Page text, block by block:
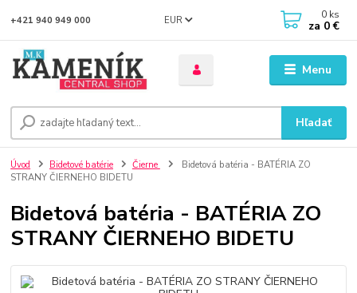
Menu
EUR
Hľadať
+421 940 949 000 0 ks
za 0 €
Úvod Bidetové batérie Čierne
Bidetová batéria - BATÉRIA ZO
STRANY ČIERNEHO BIDETU
Bidetová batéria - BATÉRIA ZO
STRANY ČIERNEHO BIDETU